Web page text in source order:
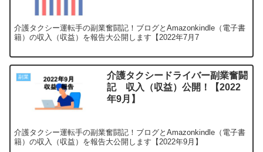
介護タクシー運転手の副業奮闘記！ブログとAmazonkindle（電子書
籍）の収入（収益）を報告大公開します【2022年7月7
副業
介護タクシードライバー副業奮闘
記 収入（収益）公開！【2022
年9月】
介護タクシー運転手の副業奮闘記！ブログとAmazonkindle（電子書
籍）の収入（収益）を報告大公開します【2022年9月】